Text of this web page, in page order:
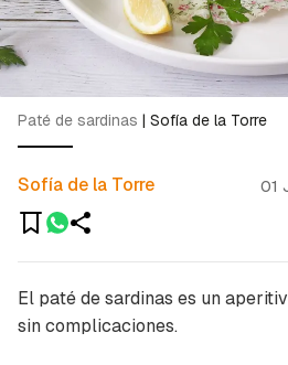
Sofía de la Torre 01
Paté de sardinas | Sofía de la Torre
El paté de sardinas es un
sin complicaciones.